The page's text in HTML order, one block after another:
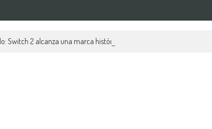
Switch 2 alcanza una marca histórica